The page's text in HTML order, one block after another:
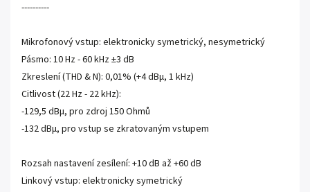
----------
Mikrofonový vstup: elektronicky symetrický, nesymetrický
Pásmo: 10 Hz - 60 kHz ±3 dB
Zkreslení (THD & N): 0,01% (+4 dBµ, 1 kHz)
Citlivost (22 Hz - 22 kHz):
-129,5 dBµ, pro zdroj 150 Ohmů
-132 dBµ, pro vstup se zkratovaným vstupem
Rozsah nastavení zesílení: +10 dB až +60 dB
Linkový vstup: elektronicky symetrický